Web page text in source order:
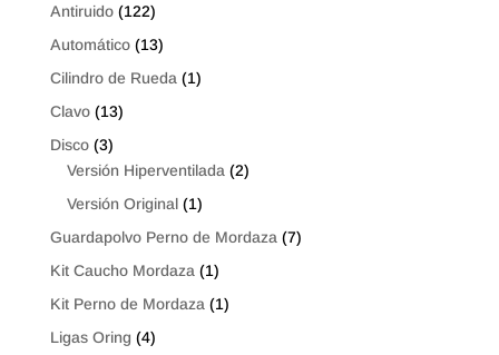
Antiruido (122)
Automático (13)
Cilindro de Rueda (1)
Clavo (13)
Disco (3)
Versión Hiperventilada (2)
Versión Original (1)
Guardapolvo Perno de Mordaza (7)
Kit Caucho Mordaza (1)
Kit Perno de Mordaza (1)
Ligas Oring (4)